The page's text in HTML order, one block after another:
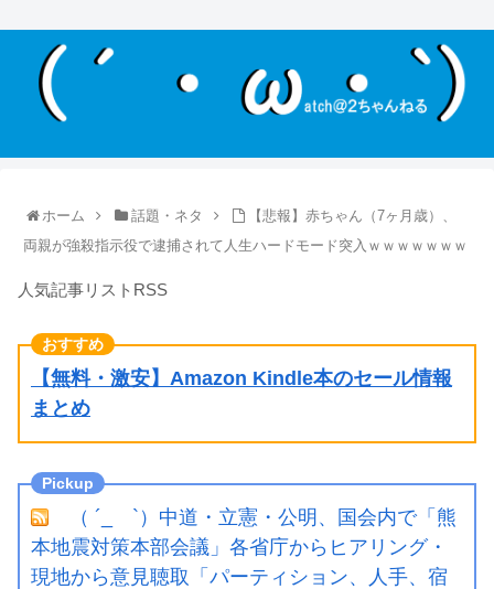
ホーム 話題・ネタ
【悲報】赤ちゃん（7ヶ月歳）、
両親が強殺指示役で逮捕されて人生ハードモード突入ｗｗｗｗｗｗｗ
人気記事リストRSS
【無料・激安】Amazon Kindle本のセール情報
まとめ
（ ´_ゝ`）中道・立憲・公明、国会内で「熊
本地震対策本部会議」各省庁からヒアリング・
現地から意見聴取「パーティション、人手、宿